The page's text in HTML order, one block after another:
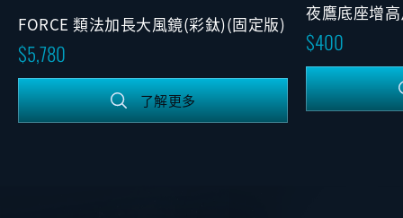
FORCE 類法加長大風鏡(彩鈦)(固定版)
5,780
了解更多
夜鷹底座增
400